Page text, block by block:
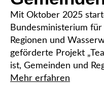
Mit Oktober 2025
Bundesministerium
Regionen und
geförderte Projekt
ist, Gemeinden und
Mehr erfahren